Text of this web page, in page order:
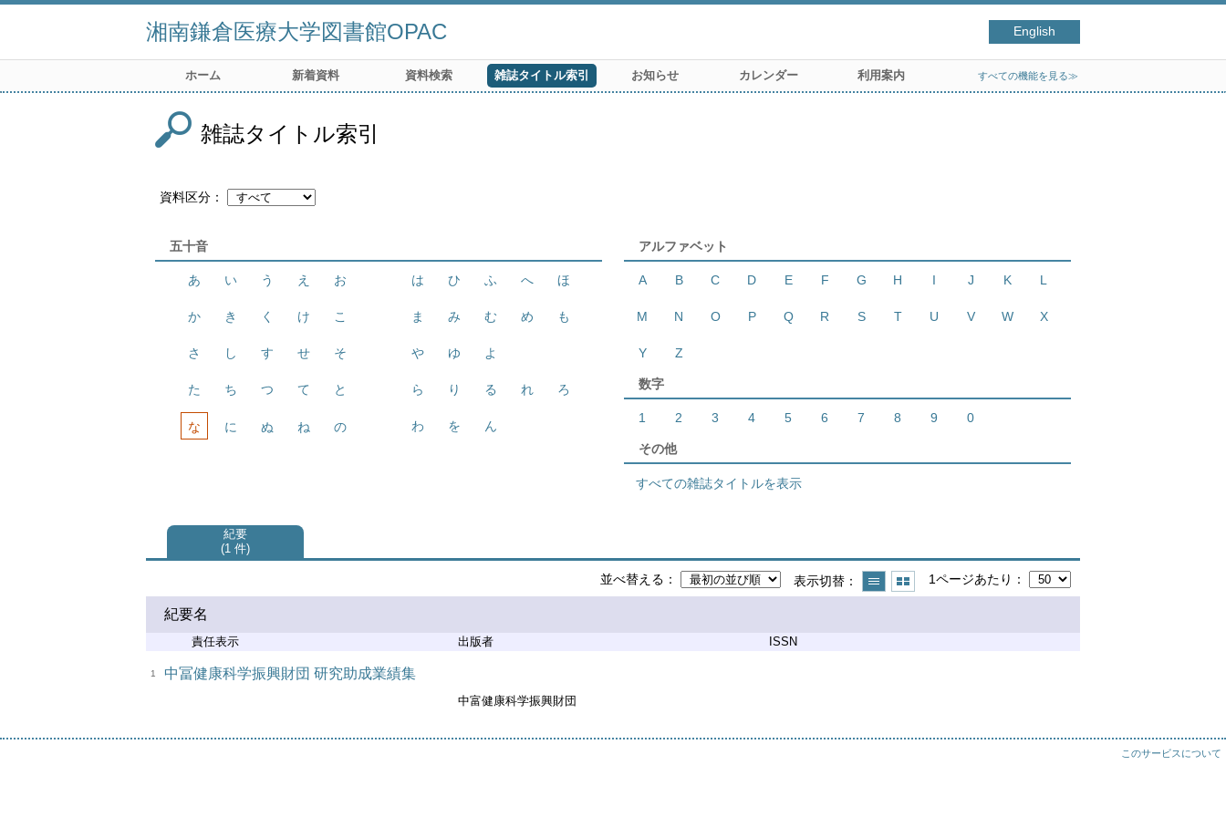
湘南鎌倉医療大学図書館OPAC English
ホーム 新着資料 資料検索 雑誌タイトル索引 お知らせ カレンダー 利用案内 すべての機能を見る≫
雑誌タイトル索引
資料区分
五十音
あ い う え お
か き く け こ
さ し す せ そ
た ち つ て と
な に ぬ ね の
は ひ ふ へ ほ
ま み む め も
や ゆ よ
ら り る れ ろ
わ を ん
アルファベット
A B C D E F G H I J K L
M N O P Q R S T U V W X
Y Z
数字
1 2 3 4 5 6 7 8 9 0
その他
すべての雑誌タイトルを表示
紀要
1 件
並べ替える 表示切替 1ページあたり
紀要名
責任表示 出版者 ISSN
1 中冨健康科学振興財団 研究助成業績集
中富健康科学振興財団
このサービスについて